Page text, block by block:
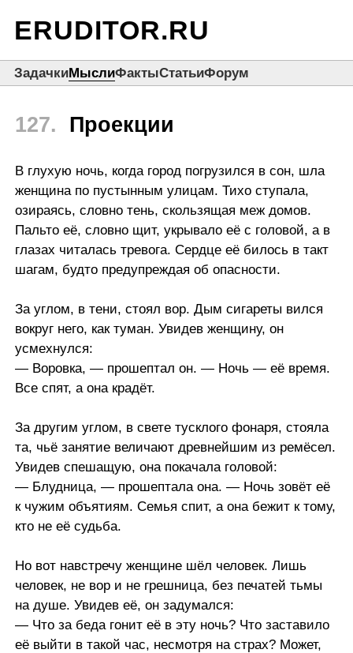
ERUDITOR.RU
ЗадачкиМыслиФактыСтатьиФорум
127. Проекции
В глухую ночь, когда город погрузился в сон, шла
женщина по пустынным улицам. Тихо ступала,
озираясь, словно тень, скользящая меж домов.
Пальто её, словно щит, укрывало её с головой, а в
глазах читалась тревога. Сердце её билось в такт
шагам, будто предупреждая об опасности.
За углом, в тени, стоял вор. Дым сигареты вился
вокруг него, как туман. Увидев женщину, он
усмехнулся:
— Воровка, — прошептал он. — Ночь — её время.
Все спят, а она крадёт.
За другим углом, в свете тусклого фонаря, стояла
та, чьё занятие величают древнейшим из ремёсел.
Увидев спешащую, она покачала головой:
— Блудница, — прошептала она. — Ночь зовёт её
к чужим объятиям. Семья спит, а она бежит к тому,
кто не её судьба.
Но вот навстречу женщине шёл человек. Лишь
человек, не вор и не грешница, без печатей тьмы
на душе. Увидев её, он задумался:
— Что за беда гонит её в эту ночь? Что заставило
её выйти в такой час, несмотря на страх? Может,